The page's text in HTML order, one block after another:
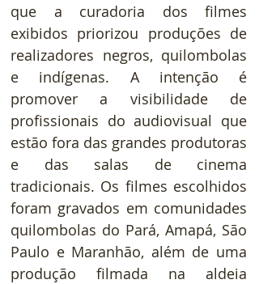
que a curadoria dos filmes
exibidos priorizou produções de
realizadores negros, quilombolas
e indígenas. A intenção é
promover a visibilidade de
profissionais do audiovisual que
estão fora das grandes produtoras
e das salas de cinema
tradicionais. Os filmes escolhidos
foram gravados em comunidades
quilombolas do Pará, Amapá, São
Paulo e Maranhão, além de uma
produção filmada na aldeia